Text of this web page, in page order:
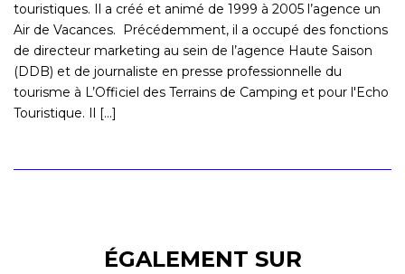
touristiques. Il a créé et animé de 1999 à 2005 l’agence un
Air de Vacances. Précédemment, il a occupé des fonctions
de directeur marketing au sein de l’agence Haute Saison
(DDB) et de journaliste en presse professionnelle du
tourisme à L’Officiel des Terrains de Camping et pour l'Echo
Touristique. Il [...]
ÉGALEMENT SUR